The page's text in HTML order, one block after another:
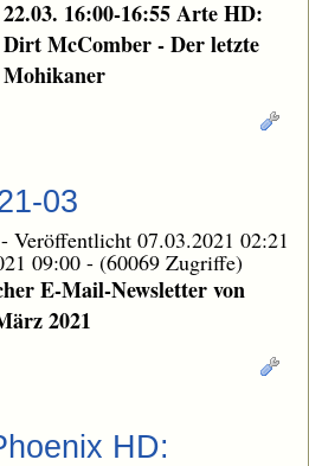
22.03. 16:00-16:55 Arte HD:
Dirt McComber - Der letzte
Mohikaner
03
- Veröffentlicht 07.03.2021 02:21
09:00 - (60069 Zugriffe)
E-Mail-Newsletter von
2021
HD: